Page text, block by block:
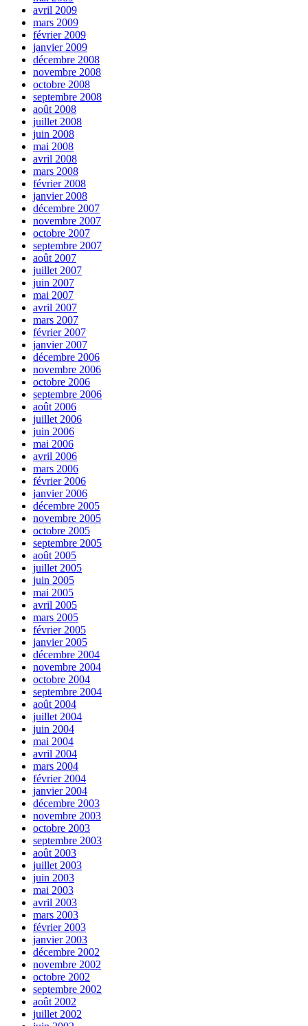
avril 2009
mars 2009
février 2009
janvier 2009
décembre 2008
novembre 2008
octobre 2008
septembre 2008
août 2008
juillet 2008
juin 2008
mai 2008
avril 2008
mars 2008
février 2008
janvier 2008
décembre 2007
novembre 2007
octobre 2007
septembre 2007
août 2007
juillet 2007
juin 2007
mai 2007
avril 2007
mars 2007
février 2007
janvier 2007
décembre 2006
novembre 2006
octobre 2006
septembre 2006
août 2006
juillet 2006
juin 2006
mai 2006
avril 2006
mars 2006
février 2006
janvier 2006
décembre 2005
novembre 2005
octobre 2005
septembre 2005
août 2005
juillet 2005
juin 2005
mai 2005
avril 2005
mars 2005
février 2005
janvier 2005
décembre 2004
novembre 2004
octobre 2004
septembre 2004
août 2004
juillet 2004
juin 2004
mai 2004
avril 2004
mars 2004
février 2004
janvier 2004
décembre 2003
novembre 2003
octobre 2003
septembre 2003
août 2003
juillet 2003
juin 2003
mai 2003
avril 2003
mars 2003
février 2003
janvier 2003
décembre 2002
novembre 2002
octobre 2002
septembre 2002
août 2002
juillet 2002